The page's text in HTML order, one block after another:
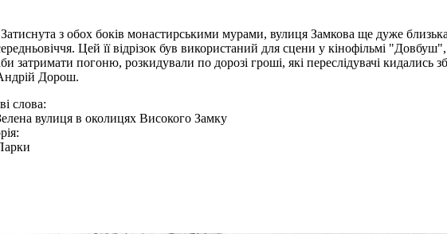
з обох боків монастирськими мурами, вулиця Замкова ще дуже
Цей її відрізок був використаний для сцени у кінофільмі
затримати погоню, розкидували по дорозі гроші, які переслідувачі кидались
Дорош.
слова:
вулиця в околицях Високого Замку